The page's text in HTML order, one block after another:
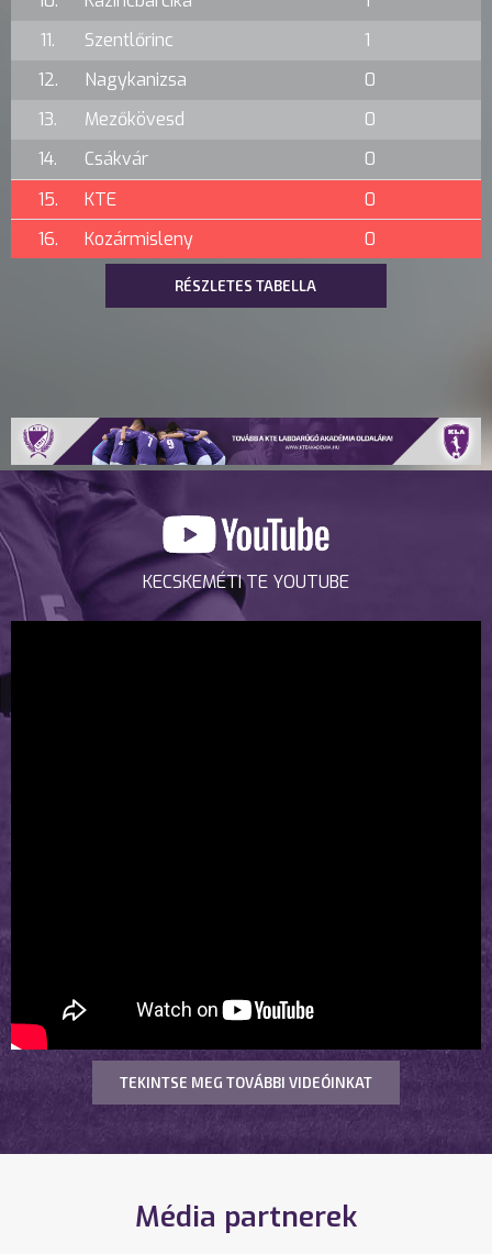
11.
Szentlőrinc
1
12.
Nagykanizsa
0
13.
Mezőkövesd
0
14.
Csákvár
0
15.
KTE
0
16.
Kozármisleny 0
RÉSZLETES TABELLA
KECSKEMÉTI TE YOUTUBE
TEKINTSE MEG TOVÁBBI VIDEÓINKAT
Média partnerek